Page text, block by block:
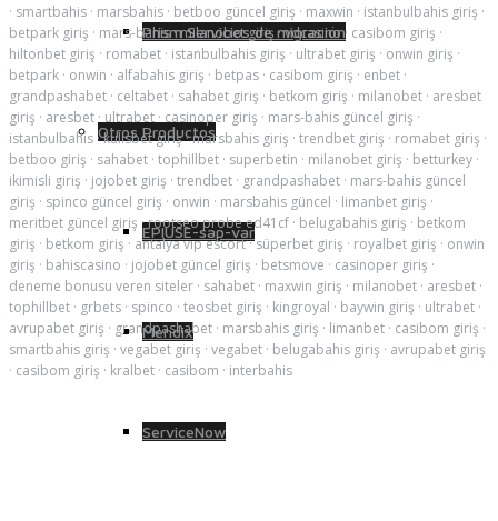
Prism Servicios de migración
Otros Productos
EPIUSE-sap-var
Mendix
ServiceNow
· smartbahis · marsbahis · betboo güncel giriş · maxwin · istanbulbahis giriş ·
betpark giriş · mars-bahis·milanobet giriş·vdcasino· casibom giriş ·
hiltonbet giriş · romabet · istanbulbahis giriş · ultrabet giriş · onwin giriş ·
betpark · onwin · alfabahis giriş · betpas · casibom giriş · enbet ·
grandpashabet · celtabet · sahabet giriş · betkom giriş · milanobet · aresbet
giriş · aresbet · ultrabet · casinoper giriş · mars-bahis güncel giriş ·
istanbulbahis ·kulisbet giriş·marsbahis giriş · trendbet giriş · romabet giriş ·
betboo giriş · sahabet · tophillbet · superbetin · milanobet giriş · betturkey ·
ikimisli giriş · jojobet giriş · trendbet · grandpashabet · mars-bahis güncel
giriş · spinco güncel giriş · onwin · marsbahis güncel · limanbet giriş ·
meritbet güncel giriş ·rootseo probe ed41cf · belugabahis giriş · betkom
giriş · betkom giriş · antalya vip escort·süperbet giriş · royalbet giriş · onwin
giriş · bahiscasino · jojobet güncel giriş · betsmove · casinoper giriş ·
deneme bonusu veren siteler · sahabet · maxwin giriş · milanobet · aresbet ·
tophillbet · grbets · spinco · teosbet giriş · kingroyal · baywin giriş · ultrabet ·
avrupabet giriş · grandpashabet · marsbahis giriş · limanbet · casibom giriş ·
smartbahis giriş · vegabet giriş · vegabet · belugabahis giriş · avrupabet giriş
· casibom giriş · kralbet · casibom · interbahis